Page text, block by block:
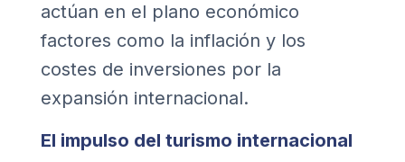
actúan en el plano económico
factores como la inflación y los
costes de inversiones por la
expansión internacional.
El impulso del turismo internacional